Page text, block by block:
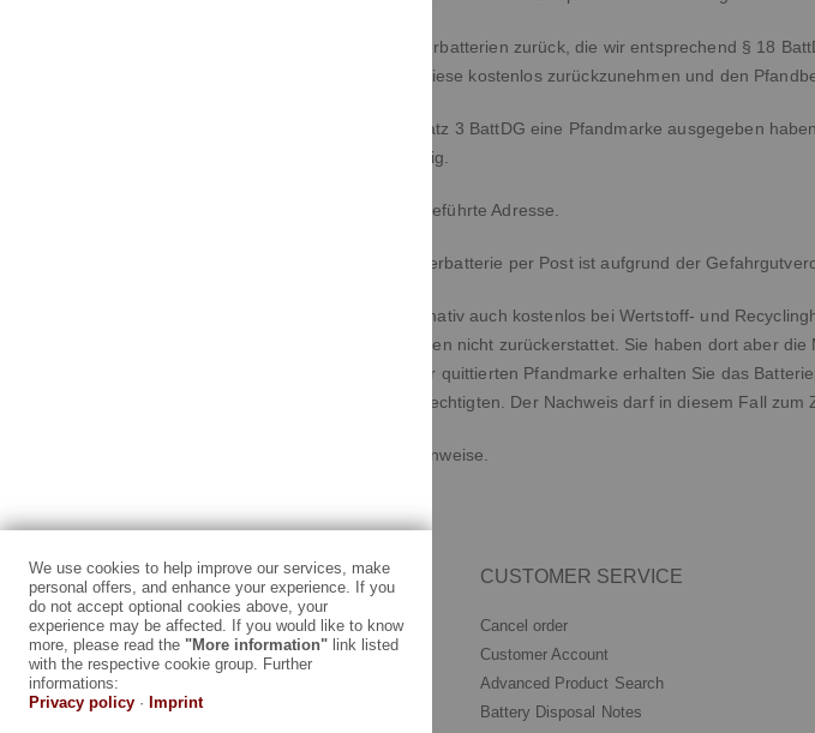
Geben Sie bei uns eine genutzte Starterbatterien zurück, die wir entsprechend § 18
gesetzlichen Vorschriften verpflichtet, diese kostenlos zurückzunehmen und den
Soweit wir entsprechend § 19 Abs. 1 Satz 3 BattDG eine Pfandmarke ausgegeben
der Rückgabe der Pfandmarke abhängig.
Rückgabeort ist die im Impressum aufgeführte Adresse.
Eine Rücksendung der genutzten Starterbatterie per Post ist aufgrund der
Genutzte Starterbatterien können alternativ auch kostenlos bei Wertstoff- und
rechtlichen Wertstoff- und Recyclinghöfen nicht zurückerstattet. Sie haben dort aber
quittieren zu lassen. Gegen Vorlage der quittierten Pfandmarke erhalten Sie das
Rückgabenachweis des Erfassungsberechtigten. Der Nachweis darf in diesem Fall
Bitte beachten Sie die vorstehenden Hinweise.
INFORMATION
Imprint
General Business Terms
Data Privacy Statement
CUSTOMER SERVICE
Cancel order
Customer Account
Advanced Product Search
Battery Disposal Notes
We use cookies to help improve our services, make
personal offers, and enhance your experience. If you
do not accept optional cookies above, your
experience may be affected. If you would like to know
more, please read the "More information" link listed
with the respective cookie group. Further
informations:
Privacy policy · Imprint